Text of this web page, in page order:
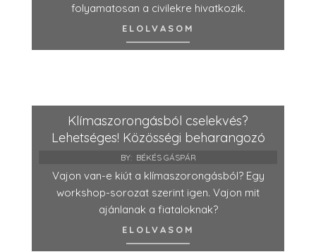
folyamatosan a civilekre hivatkozik.
ELOLVASOM
Klímaszorongásból cselekvés?
Lehetséges! Közösségi beharangozó
BY: BÉKÉS GÁSPÁR
Vajon van-e kiút a klímaszorongásból? Egy
workshop-sorozat szerint igen. Vajon mit
ajánlanak a fiataloknak?
ELOLVASOM